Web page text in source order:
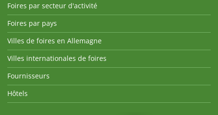
Foires par secteur d'activité
Foires par pays
Villes de foires en Allemagne
Villes internationales de foires
Fournisseurs
Hôtels